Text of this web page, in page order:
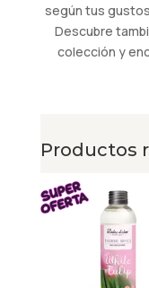
según tus
Descubre
colección y
Productos